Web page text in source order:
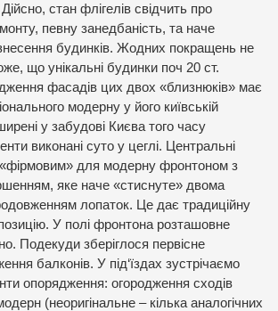
Дійсно, стан флігелів свідчить про
певну занедбаність, та наче
будинків. Жодних покращень не
що унікальні будинки поч 20 ст.
фасадів цих двох «близнюків» має
модерну у його київській
у забудові Києва того часу
виконані суто у цеглі. Центральні
«фірмовим» для модерну фронтоном з
яке наче «стиснуте» двома
лопаток. Це дає традиційну
У полі фронтона розташовне
Подекуди зберіглося первісне
балконів. У під‘їздах зустрічаємо
опорядження: огородження сходів
(неоригінальне – кілька аналогічних